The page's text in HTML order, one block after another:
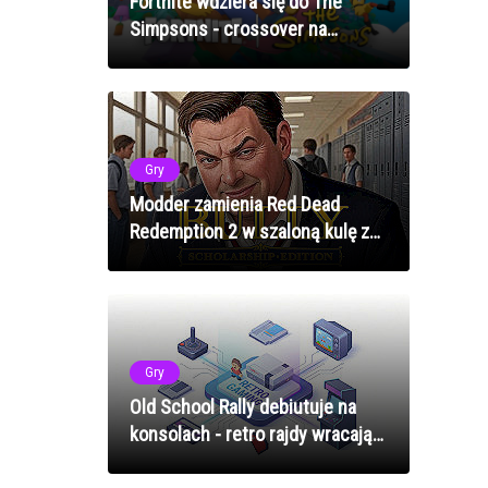
Simpsons - crossover na
ekranie telewizora
Gry
Modder zamienia Red Dead
Redemption 2 w szaloną kulę z
Super Monkey Ball - i dodaje
Gry
Old School Rally debiutuje na
konsolach - retro rajdy wracają